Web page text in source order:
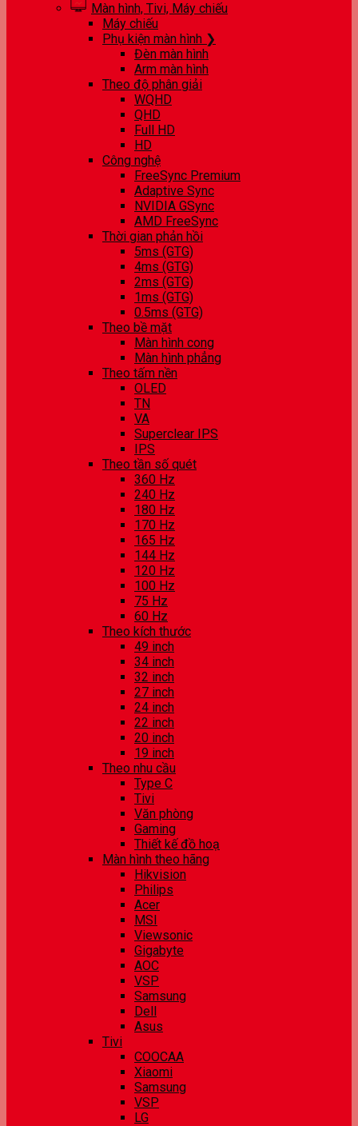
Màn hình, Tivi, Máy chiếu
Máy chiếu
Phụ kiện màn hình ❯
Đèn màn hình
Arm màn hình
Theo độ phân giải
WQHD
QHD
Full HD
HD
Công nghệ
FreeSync Premium
Adaptive Sync
NVIDIA GSync
AMD FreeSync
Thời gian phản hồi
5ms (GTG)
4ms (GTG)
2ms (GTG)
1ms (GTG)
0.5ms (GTG)
Theo bề mặt
Màn hình cong
Màn hình phẳng
Theo tấm nền
OLED
TN
VA
Superclear IPS
IPS
Theo tần số quét
360 Hz
240 Hz
180 Hz
170 Hz
165 Hz
144 Hz
120 Hz
100 Hz
75 Hz
60 Hz
Theo kích thước
49 inch
34 inch
32 inch
27 inch
24 inch
22 inch
20 inch
19 inch
Theo nhu cầu
Type C
Tivi
Văn phòng
Gaming
Thiết kế đồ hoạ
Màn hình theo hãng
Hikvision
Philips
Acer
MSI
Viewsonic
Gigabyte
AOC
VSP
Samsung
Dell
Asus
Tivi
COOCAA
Xiaomi
Samsung
VSP
LG